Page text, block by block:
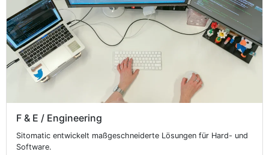
F & E / Engineering
Sitomatic entwickelt maßgeschneiderte Lösungen für Hard- und
Software.